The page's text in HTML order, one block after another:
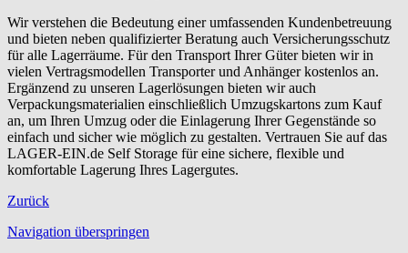
Wir verstehen die Bedeutung einer umfassenden Kundenbetreuung
und bieten neben qualifizierter Beratung auch Versicherungsschutz
für alle Lagerräume. Für den Transport Ihrer Güter bieten wir in
vielen Vertragsmodellen Transporter und Anhänger kostenlos an.
Ergänzend zu unseren Lagerlösungen bieten wir auch
Verpackungsmaterialien einschließlich Umzugskartons zum Kauf
an, um Ihren Umzug oder die Einlagerung Ihrer Gegenstände so
einfach und sicher wie möglich zu gestalten. Vertrauen Sie auf das
LAGER-EIN.de Self Storage für eine sichere, flexible und
komfortable Lagerung Ihres Lagergutes.
Zurück
Navigation überspringen